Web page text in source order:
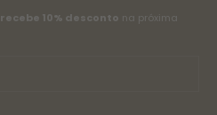
recebe 10% desconto na próxima